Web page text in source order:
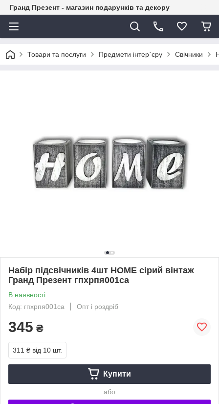
Гранд Презент - магазин подарунків та декору
Товари та послуги Предмети інтер`єру Свічники
Набір підсвічників 4шт HOME сірий вінтаж
Гранд Презент гпхрпя001са
В наявності
Код: гпхрпя001са
Опт і роздріб
345 ₴
311 ₴ від 10 шт.
Купити
або